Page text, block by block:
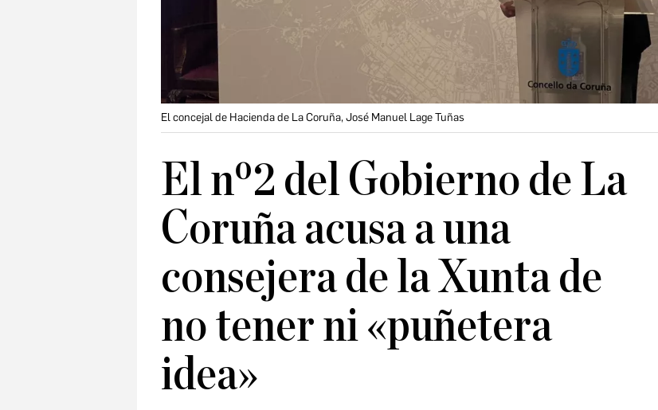
El concejal de Hacienda de La Coruña, José Manuel Lage Tuñas
El nº2 del Gobierno de La
Coruña acusa a una
consejera de la Xunta de
no tener ni «puñetera
idea»